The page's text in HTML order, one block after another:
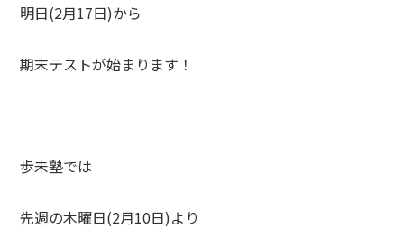
明日(2月17日)から
期末テストが始まります！
歩未塾では
先週の木曜日(2月10日)より